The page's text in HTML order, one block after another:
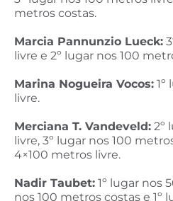
metros costas.
Marcia Pannunzio Lueck:
livre e 2º lugar nos 100
Marina Nogueira Vocos: 1º
livre.
Merciana T. Vandeveld: 2º
livre, 3º lugar nos 100
4×100 metros livre.
Nadir Taubet: 1º lugar nos
nos 100 metros costas e 1º